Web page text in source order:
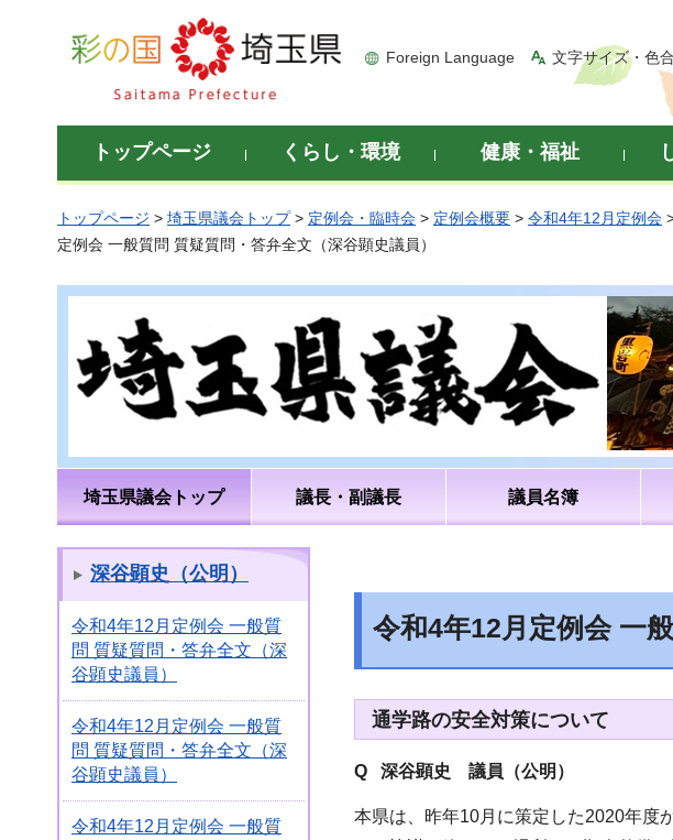
彩の国 埼玉県
Foreign Language 文字サイズ・色
トップページ くらし・環境 健康・福祉
トップページ > 埼玉県議会トップ> 定例会・臨時会 > 定例会概要 > 令和4年12月定例会
定例会 一般質問 質疑質問・答弁全文（深谷顕史議員）
埼玉県議会トップ 議長・副議長 議員名簿
深谷顕史（公明）
令和4年12月定例会 一般質
問 質疑質問・答弁全文（深
谷顕史議員）
令和4年12月定例会 一般質
問 質疑質問・答弁全文（深
谷顕史議員）
令和4年12月定例会 一般質
令和4年12月定例会 一
通学路の安全対策について
Q 深谷顕史 議員（公明）
本県は、昨年10月に策定した2020年度